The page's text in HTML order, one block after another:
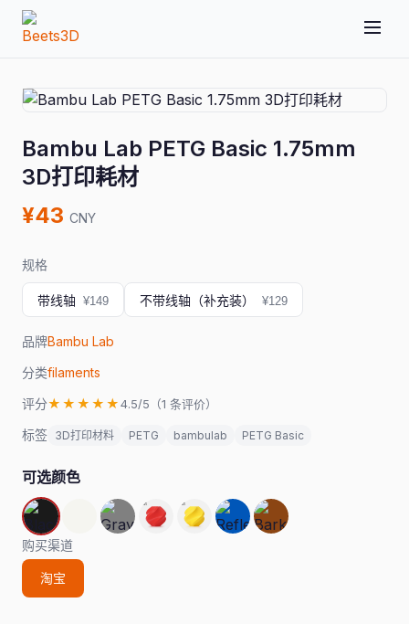
Bambu Lab PETG Basic 1.75mm
3D打印耗材
¥43 CNY
规格
带线轴 ¥149 不带线轴（补充装） ¥129
品牌Bambu Lab
分类filaments
评分★★★★★ 4.5/5（1 条评价）
标签 3D打印材料 PETG bambulab PETG Basic
可选颜色
购买渠道
淘宝